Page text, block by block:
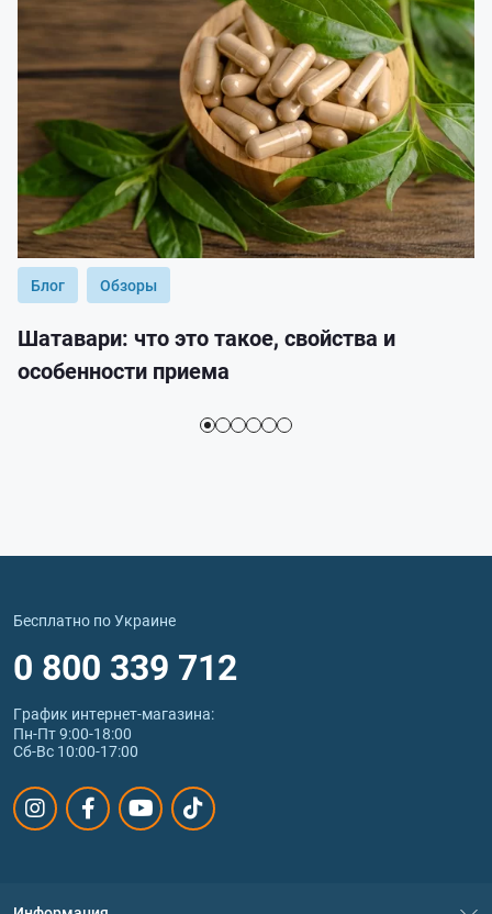
Блог Обзоры
Шатавари: что это такое, свойства и
особенности приема
Бесплатно по Украине
0 800 339 712
График интернет‑магазина:
Пн-Пт 9:00-18:00
Сб-Вс 10:00-17:00